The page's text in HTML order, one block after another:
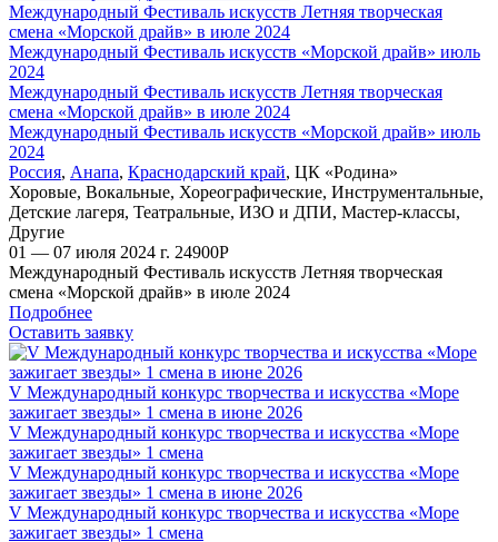
Международный Фестиваль искусств Летняя творческая
смена «Морской драйв» в июле 2024
Международный Фестиваль искусств «Морской драйв» июль
2024
Международный Фестиваль искусств Летняя творческая
смена «Морской драйв» в июле 2024
Международный Фестиваль искусств «Морской драйв» июль
2024
Россия, Анапа, Краснодарский край, ЦК «Родина»
Хоровые, Вокальные, Хореографические, Инструментальные,
Детские лагеря, Театральные, ИЗО и ДПИ, Мастер-классы,
Другие
01 — 07 июля 2024 г. 24900Р
Международный Фестиваль искусств Летняя творческая
смена «Морской драйв» в июле 2024
Подробнее
Оставить заявку
V Международный конкурс творчества и искусства «Море
зажигает звезды» 1 смена в июне 2026
V Международный конкурс творчества и искусства «Море
зажигает звезды» 1 смена
V Международный конкурс творчества и искусства «Море
зажигает звезды» 1 смена в июне 2026
V Международный конкурс творчества и искусства «Море
зажигает звезды» 1 смена